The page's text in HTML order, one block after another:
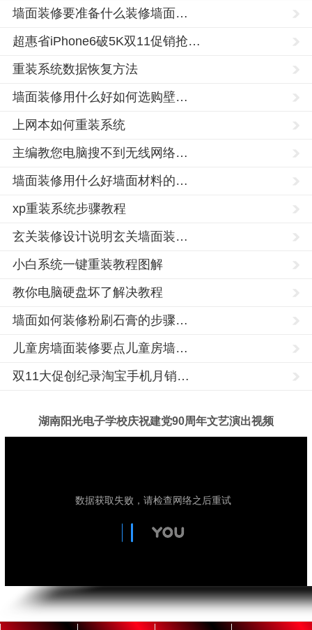
墙面装修要准备什么装修墙面…
超惠省iPhone6破5K双11促销抢…
重装系统数据恢复方法
墙面装修用什么好如何选购壁…
上网本如何重装系统
主编教您电脑搜不到无线网络…
墙面装修用什么好墙面材料的…
xp重装系统步骤教程
玄关装修设计说明玄关墙面装…
小白系统一键重装教程图解
教你电脑硬盘坏了解决教程
墙面如何装修粉刷石膏的步骤…
儿童房墙面装修要点儿童房墙…
双11大促创纪录淘宝手机月销…
湖南阳光电子学校庆祝建党90周年文艺演出视频
银
南
酒
湖
光
立
于
年，
PLC
训,PLC
编
培
训